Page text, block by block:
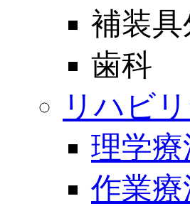
補装具
歯科
リハビ
理学療
作業療